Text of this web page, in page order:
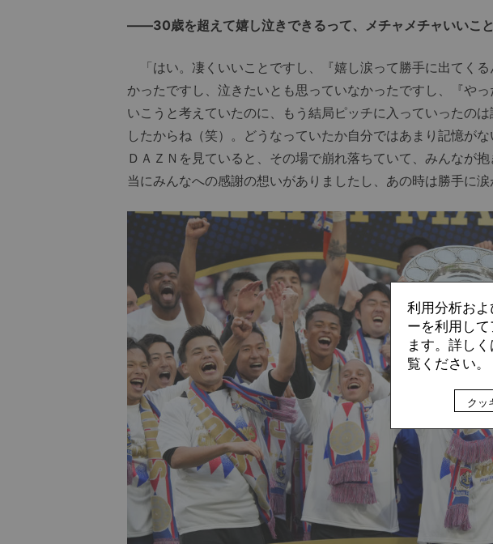
――30歳を超えて嬉し泣きできるって、メチャメチャいいこと
「はい。凄くいいことですし、『嬉し涙って勝手に出てく
かったですし、泣きたいとも思っていなかったですし、『や
いこうと考えていたのに、もう結局ピッチに入っていったの
したからね（笑）。どうなっていたか自分ではあまり記憶が
ＤＡＺＮを見ていると、その場で崩れ落ちていて、みんなが
当にみんなへの感謝の想いがありましたし、あの時は勝手に涙
利用分析お
ーを利用し
ます。詳し
覧ください。
クッ